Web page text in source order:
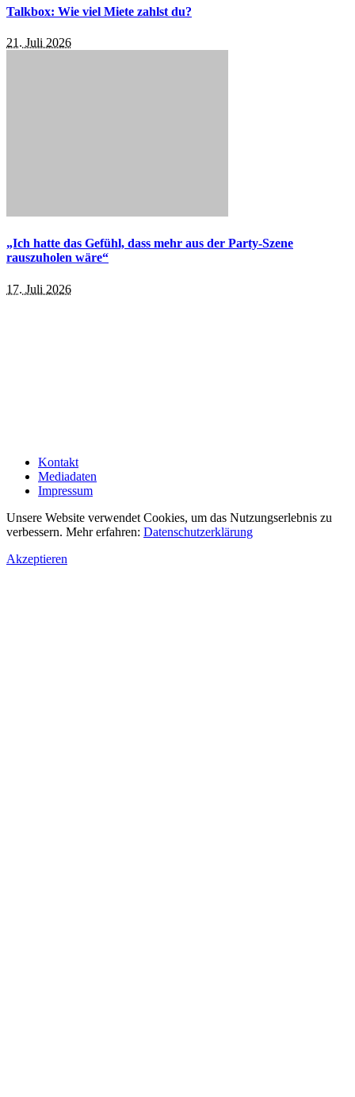
Talkbox: Wie viel Miete zahlst du?
21. Juli 2026
„Ich hatte das Gefühl, dass mehr aus der Party-Szene
rauszuholen wäre“
17. Juli 2026
Kontakt
Mediadaten
Impressum
Unsere Website verwendet Cookies, um das Nutzungserlebnis zu
verbessern. Mehr erfahren: Datenschutzerklärung
Akzeptieren